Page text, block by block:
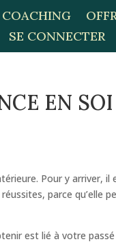
COACHING
SE CONNECTER
EN SOI
Pour y arriver,
parce qu’elle
est lié à votre